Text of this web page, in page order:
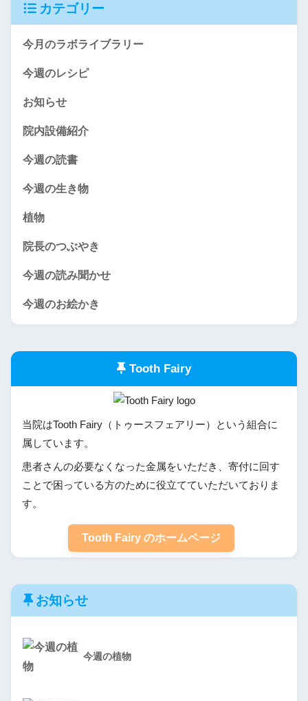
カテゴリー
今月のラボライブラリー
今週のレシピ
お知らせ
院内設備紹介
今週の読書
今週の生き物
植物
院長のつぶやき
今週の読み聞かせ
今週のお絵かき
Tooth Fairy
当院はTooth Fairy（トゥースフェアリー）という組合に
属しています。
患者さんの必要なくなった金属をいただき、寄付に回す
ことで困っている方のために役立てていただいておりま
す。
Tooth Fairy のホームページ
お知らせ
今週の植物